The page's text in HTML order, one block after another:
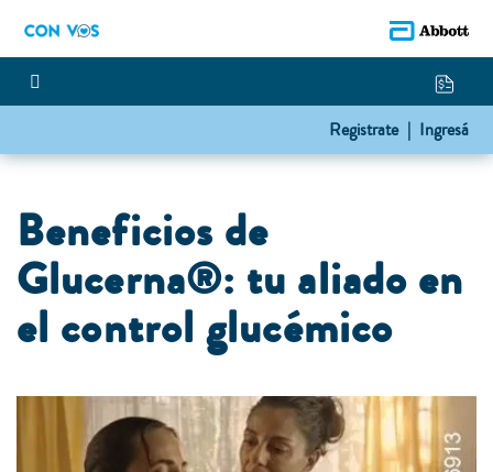
Registrate | Ingresá
Beneficios de
Glucerna®: tu aliado en
el control glucémico